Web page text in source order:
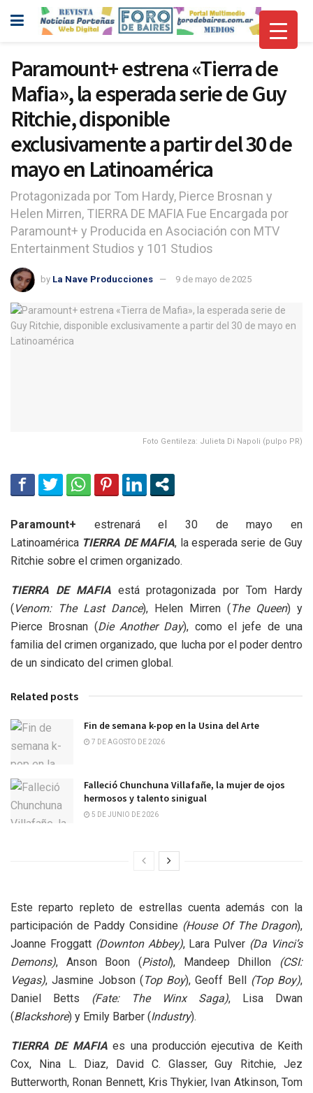
Paramount+ estrena «Tierra de
Mafia», la esperada serie de Guy
Ritchie, disponible
exclusivamente a partir del 30 de
mayo en Latinoamérica
Protagonizada por Tom Hardy, Pierce Brosnan y
Helen Mirren, TIERRA DE MAFIA Fue Encargada por
Paramount+ y Producida en Asociación con MTV
Entertainment Studios y 101 Studios
by La Nave Producciones 9 de mayo de 2025
Foto Gentileza: Julieta Di Napoli (pulpo PR)
Paramount+ estrenará el 30 de mayo en
Latinoamérica TIERRA DE MAFIA, la esperada serie de Guy
Ritchie sobre el crimen organizado.
TIERRA DE MAFIA está protagonizada por Tom Hardy
( Venom: The Last Dance), Helen Mirren ( The Queen) y
Pierce Brosnan (Die Another Day), como el jefe de una
familia del crimen organizado, que lucha por el poder dentro
de un sindicato del crimen global.
Related posts
Fin de semana k-pop en la Usina del Arte
7 DE AGOSTO DE 2026
Falleció Chunchuna Villafañe, la mujer de ojos
hermosos y talento sinigual
5 DE JUNIO DE 2026
Este reparto repleto de estrellas cuenta además con la
participación de Paddy Considine (House Of The Dragon),
Joanne Froggatt (Downton Abbey), Lara Pulver (Da Vinci’s
Demons), Anson Boon (Pistol), Mandeep Dhillon (CSI:
Vegas), Jasmine Jobson (Top Boy), Geoff Bell (Top Boy),
Daniel Betts (Fate: The Winx Saga), Lisa Dwan
(Blackshore) y Emily Barber (Industry).
TIERRA DE MAFIAes una producción ejecutiva de Keith
Cox, Nina L. Diaz, David C. Glasser, Guy Ritchie, Jez
Butterworth, Ronan Bennett, Kris Thykier, Ivan Atkinson, Tom